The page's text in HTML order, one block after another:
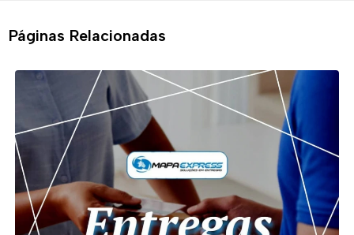
Páginas Relacionadas